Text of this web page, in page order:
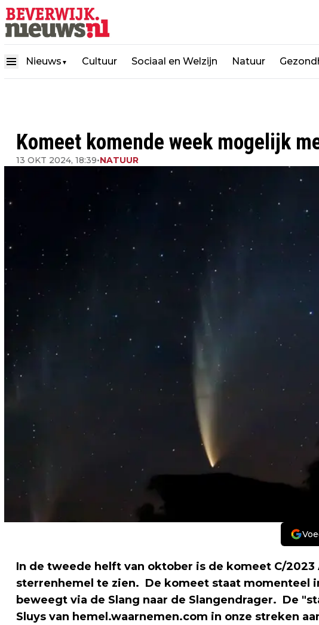
Nieuws ▼ Cultuur Sociaal en Welzijn Natuur
Komeet komende week mogelijk
13 OKT 2024, 18:39•NATUUR
In de tweede helft van oktober is de komeet C/2023
sterrenhemel te zien. De komeet staat momenteel
beweegt via de Slang naar de Slangendrager. De
Sluys van hemel.waarnemen.com in onze streken